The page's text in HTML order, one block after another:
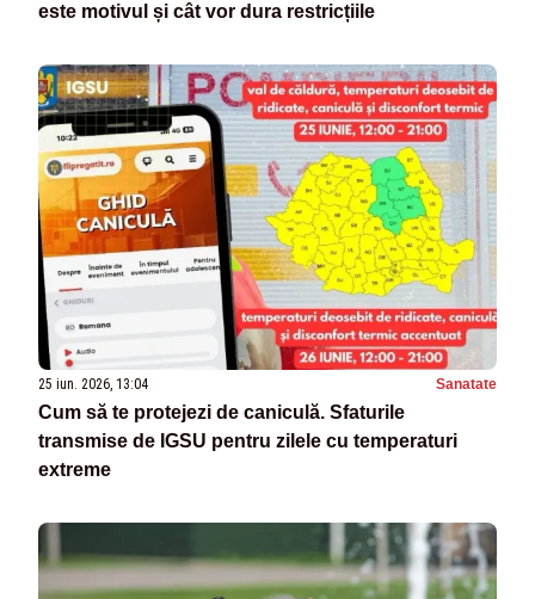
este motivul și cât vor dura restricțiile
25 iun. 2026, 13:04 Sanatate
Cum să te protejezi de caniculă. Sfaturile
transmise de IGSU pentru zilele cu temperaturi
extreme